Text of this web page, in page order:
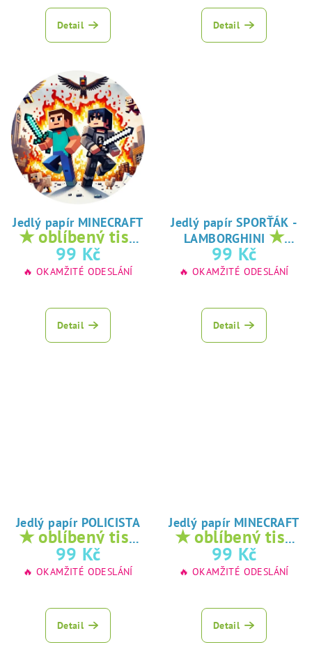
Detail Detail
Jedlý papír MINECRAFT
★ oblíbený tisk
na jedlý papír
99 Kč
🔥 OKAMŽITÉ ODESLÁNÍ
Detail
Jedlý papír SPORŤÁK -
LAMBORGHINI ★
oblíbený tisk na
jedlý papír
99 Kč
🔥 OKAMŽITÉ ODESLÁNÍ
Detail
Jedlý papír POLICISTA
★ oblíbený tisk
na jedlý papír
99 Kč
🔥 OKAMŽITÉ ODESLÁNÍ
Detail
Jedlý papír MINECRAFT
★ oblíbený tisk
na jedlý papír
99 Kč
🔥 OKAMŽITÉ ODESLÁNÍ
Detail